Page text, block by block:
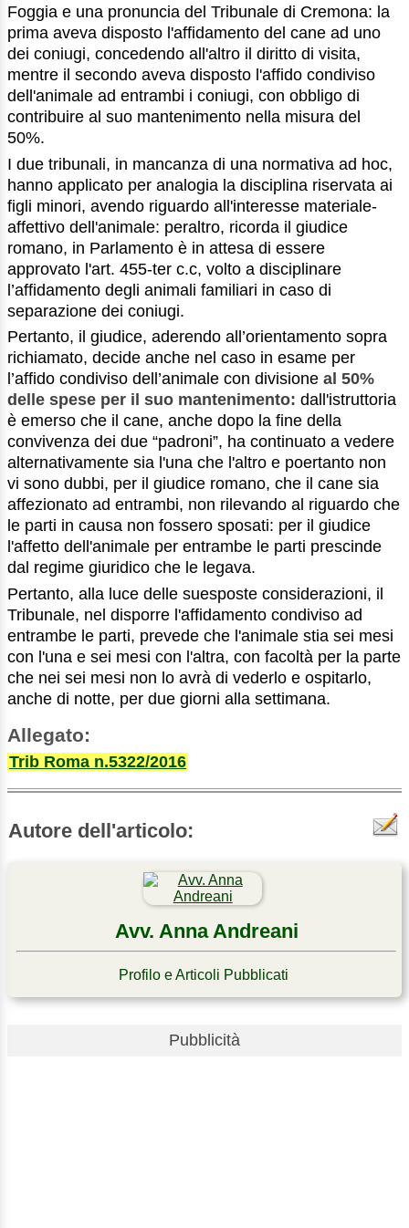
Foggia e una pronuncia del Tribunale di Cremona: la
prima aveva disposto l'affidamento del cane ad uno
dei coniugi, concedendo all'altro il diritto di visita,
mentre il secondo aveva disposto l'affido condiviso
dell'animale ad entrambi i coniugi, con obbligo di
contribuire al suo mantenimento nella misura del
50%.
I due tribunali, in mancanza di una normativa ad hoc,
hanno applicato per analogia la disciplina riservata ai
figli minori, avendo riguardo all'interesse materiale-
affettivo dell'animale: peraltro, ricorda il giudice
romano, in Parlamento è in attesa di essere
approvato l'art. 455-ter c.c, volto a disciplinare
l’affidamento degli animali familiari in caso di
separazione dei coniugi.
Pertanto, il giudice, aderendo all’orientamento sopra
richiamato, decide anche nel caso in esame per
l’affido condiviso dell’animale con divisione al 50%
delle spese per il suo mantenimento: dall'istruttoria
è emerso che il cane, anche dopo la fine della
convivenza dei due “padroni”, ha continuato a vedere
alternativamente sia l'una che l'altro e poertanto non
vi sono dubbi, per il giudice romano, che il cane sia
affezionato ad entrambi, non rilevando al riguardo che
le parti in causa non fossero sposati: per il giudice
l'affetto dell'animale per entrambe le parti prescinde
dal regime giuridico che le legava.
Pertanto, alla luce delle suesposte considerazioni, il
Tribunale, nel disporre l'affidamento condiviso ad
entrambe le parti, prevede che l'animale stia sei mesi
con l'una e sei mesi con l'altra, con facoltà per la parte
che nei sei mesi non lo avrà di vederlo e ospitarlo,
anche di notte, per due giorni alla settimana.
Allegato:
Trib Roma n.5322/2016
Autore dell'articolo:
Avv. Anna Andreani
Profilo e Articoli Pubblicati
Pubblicità